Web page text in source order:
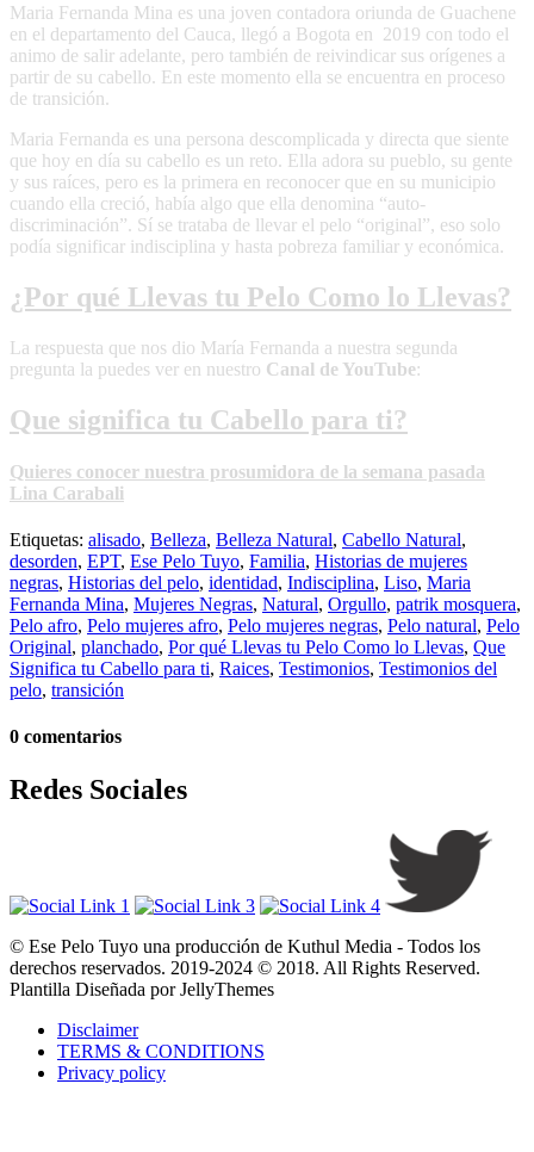
Maria Fernanda Mina es una joven contadora oriunda de Guachene
en el departamento del Cauca, llegó a Bogota en 2019 con todo el
animo de salir adelante, pero también de reivindicar sus orígenes a
partir de su cabello. En este momento ella se encuentra en proceso
de transición.
Maria Fernanda es una persona descomplicada y directa que siente
que hoy en día su cabello es un reto. Ella adora su pueblo, su gente
y sus raíces, pero es la primera en reconocer que en su municipio
cuando ella creció, había algo que ella denomina “auto-
discriminación”. Sí se trataba de llevar el pelo “original”, eso solo
podía significar indisciplina y hasta pobreza familiar y económica.
¿Por qué Llevas tu Pelo Como lo Llevas?
La respuesta que nos dio María Fernanda a nuestra segunda
pregunta la puedes ver en nuestro Canal de YouTube:
Que significa tu Cabello para ti?
Quieres conocer nuestra prosumidora de la semana pasada
Lina Carabali
Etiquetas: alisado, Belleza, Belleza Natural, Cabello Natural,
desorden, EPT, Ese Pelo Tuyo, Familia, Historias de mujeres
negras, Historias del pelo, identidad, Indisciplina, Liso, Maria
Fernanda Mina, Mujeres Negras, Natural, Orgullo, patrik mosquera,
Pelo afro, Pelo mujeres afro, Pelo mujeres negras, Pelo natural, Pelo
Original, planchado, Por qué Llevas tu Pelo Como lo Llevas, Que
Significa tu Cabello para ti, Raices, Testimonios, Testimonios del
pelo, transición
0 comentarios
Redes Sociales
© Ese Pelo Tuyo una producción de Kuthul Media - Todos los
derechos reservados. 2019-2024 © 2018. All Rights Reserved.
Plantilla Diseñada por JellyThemes
Disclaimer
TERMS & CONDITIONS
Privacy policy